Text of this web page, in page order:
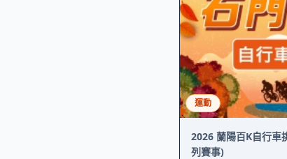
運動
2026 蘭陽百K自行車
列賽事)